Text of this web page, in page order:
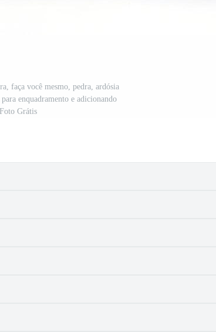
faça você mesmo, pedra, ardósia
enquadramento e adicionando
Grátis